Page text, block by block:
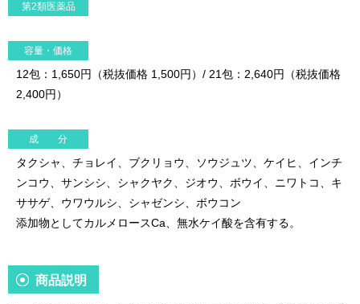
第2類医薬品
容量・価格
12包：1,650円（税抜価格 1,500円）/ 21包：2,640円（税抜価格
2,400円）
成 分
タクシャ、チョレイ、ブクリョウ、ソウジュツ、ケイヒ、インチ
ンコウ、サンシシ、シャクヤク、ジオウ、ボウイ、ニワトコ、キ
ササゲ、ウワウルシ、シャゼンシ、ボウコン
添加物としてカルメロースCa、無水ケイ酸を含有する。
商品説明